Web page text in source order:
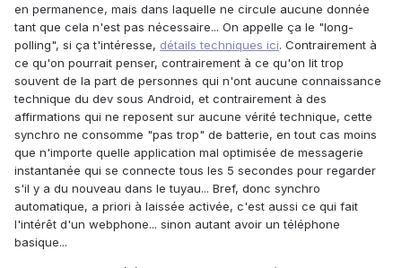
en permanence, mais dans laquelle ne circule aucune donnée
tant que cela n'est pas nécessaire... On appelle ça le "long-
polling", si ça t'intéresse, détails techniques ici. Contrairement à
ce qu'on pourrait penser, contrairement à ce qu'on lit trop
souvent de la part de personnes qui n'ont aucune connaissance
technique du dev sous Android, et contrairement à des
affirmations qui ne reposent sur aucune vérité technique, cette
synchro ne consomme "pas trop" de batterie, en tout cas moins
que n'importe quelle application mal optimisée de messagerie
instantanée qui se connecte tous les 5 secondes pour regarder
s'il y a du nouveau dans le tuyau... Bref, donc synchro
automatique, a priori à laissée activée, c'est aussi ce qui fait
l'intérêt d'un webphone... sinon autant avoir un téléphone
basique...